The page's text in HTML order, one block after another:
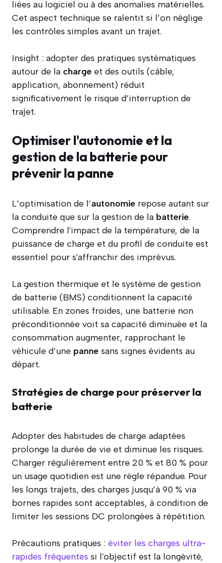
liées au logiciel ou à des anomalies matérielles.
Cet aspect technique se ralentit si l’on néglige
les contrôles simples avant un trajet.
Insight : adopter des pratiques systématiques
autour de la charge et des outils (câble,
application, abonnement) réduit
significativement le risque d’interruption de
trajet.
Optimiser l'autonomie et la
gestion de la batterie pour
prévenir la panne
L’optimisation de l’autonomie repose autant sur
la conduite que sur la gestion de la batterie.
Comprendre l'impact de la température, de la
puissance de charge et du profil de conduite est
essentiel pour s'affranchir des imprévus.
La gestion thermique et le système de gestion
de batterie (BMS) conditionnent la capacité
utilisable. En zones froides, une batterie non
préconditionnée voit sa capacité diminuée et la
consommation augmenter, rapprochant le
véhicule d’une panne sans signes évidents au
départ.
Stratégies de charge pour préserver la
batterie
Adopter des habitudes de charge adaptées
prolonge la durée de vie et diminue les risques.
Charger régulièrement entre 20 % et 80 % pour
un usage quotidien est une règle répandue. Pour
les longs trajets, des charges jusqu’à 90 % via
bornes rapides sont acceptables, à condition de
limiter les sessions DC prolongées à répétition.
Précautions pratiques : éviter les charges ultra-
rapides fréquentes si l'objectif est la longévité,